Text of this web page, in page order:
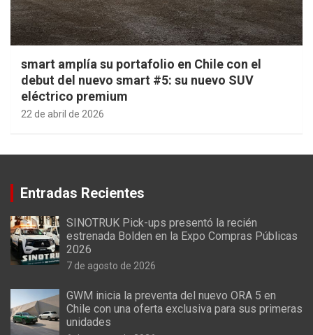
smart amplía su portafolio en Chile con el
debut del nuevo smart #5: su nuevo SUV
eléctrico premium
22 de abril de 2026
Entradas Recientes
SINOTRUK Pick-ups presentó la recién
estrenada Bolden en la Expo Compras Públicas
2026
7 de agosto de 2026
GWM inicia la preventa del nuevo ORA 5 en
Chile con una oferta exclusiva para sus primeras
unidades